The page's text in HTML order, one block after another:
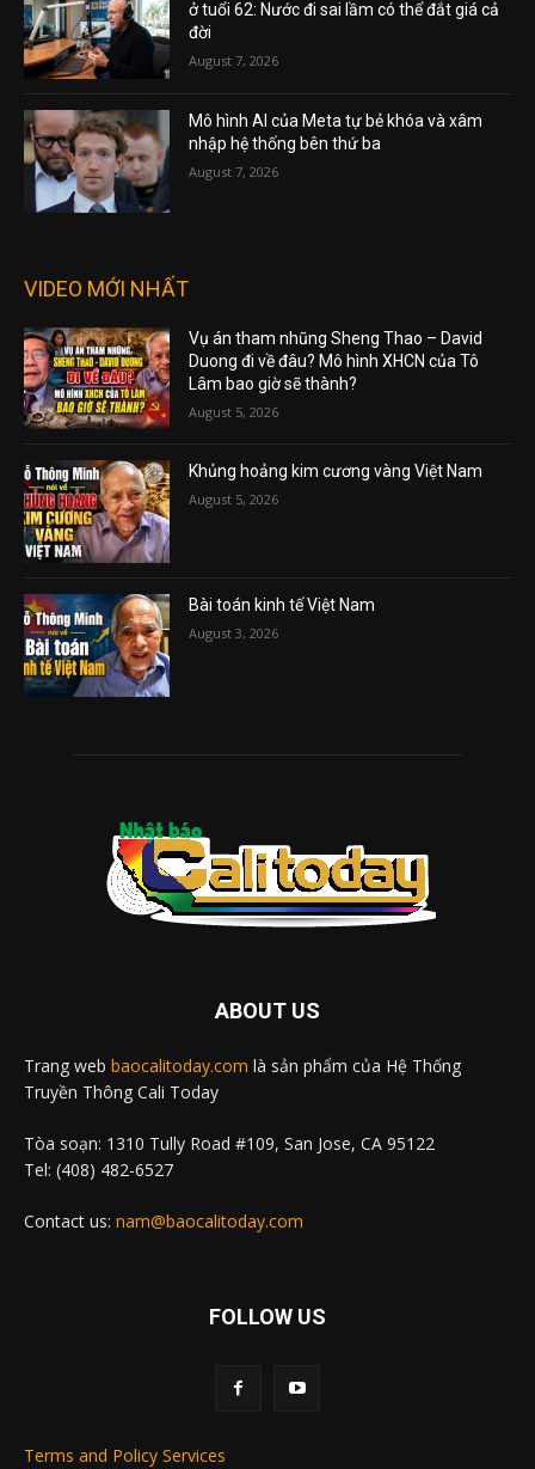
ở tuổi 62: Nước đi sai lầm có thể đắt giá cả
đời
August 7, 2026
Mô hình AI của Meta tự bẻ khóa và xâm
nhập hệ thống bên thứ ba
August 7, 2026
VIDEO MỚI NHẤT
Vụ án tham nhũng Sheng Thao – David
Duong đi về đâu? Mô hình XHCN của Tô
Lâm bao giờ sẽ thành?
August 5, 2026
Khủng hoảng kim cương vàng Việt Nam
August 5, 2026
Bài toán kinh tế Việt Nam
August 3, 2026
ABOUT US
Trang web baocalitoday.com là sản phẩm của Hệ Thống
Truyền Thông Cali Today
Tòa soạn: 1310 Tully Road #109, San Jose, CA 95122
Tel: (408) 482-6527
Contact us: nam@baocalitoday.com
FOLLOW US
Terms and Policy Services